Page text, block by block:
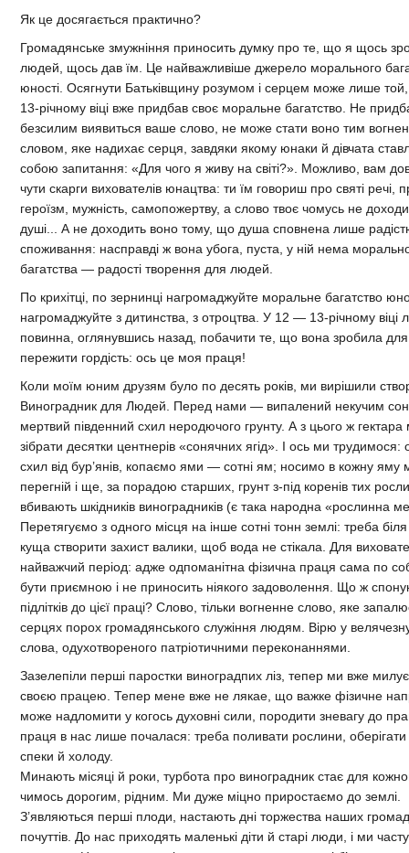
Як це досягається практично?
Громадянське змужніння приносить думку про те, що я щось
людей, щось дав їм. Це найважливіше джерело морального
юності. Осягнути Батьківщину розумом і серцем може лише
13-річному віці вже придбав своє моральне багатство. Не
безсилим виявиться ваше слово, не може стати воно тим
словом, яке надихає серця, завдяки якому юнаки й дівчата
собою запитання: «Для чого я живу на світі?». Можливо, вам
чути скарги вихователів юнацтва: ти їм говориш про святі речі,
героїзм, мужність, самопожертву, а слово твоє чомусь не
душі... А не доходить воно тому, що душа сповнена лише
споживання: насправді ж вона убога, пуста, у ній нема
багатства — радості творення для людей.
По крихітці, по зернинці нагромаджуйте моральне багатство
нагромаджуйте з дитинства, з отроцтва. У 12 — 13-річному віці
повинна, оглянувшись назад, побачити те, що вона зробила
пережити гордість: ось це моя праця!
Коли моїм юним друзям було по десять років, ми вирішили
Виноградник для Людей. Перед нами — випалений некучим
мертвий південний схил неродючого грунту. А з цього ж
зібрати десятки центнерів «сонячних ягід». І ось ми
схил від бур’янів, копаємо ями — сотні ям; носимо в кожну яму
перегній і ще, за порадою старших, грунт з-під коренів тих
вбивають шкідників виноградників (є така народна «рослинна
Перетягуємо з одного місця на інше сотні тонн землі: треба
куща створити захист валики, щоб вода не стікала. Для
найважчий період: адже одпоманітна фізична праця сама по
бути приємною і не приносить ніякого задоволення. Що ж
підлітків до цієї праці? Слово, тільки вогненне слово, яке
серцях порох громадянського служіння людям. Вірю у
слова, одухотвореного патріотичними переконаннями.
Зазелепіли перші паростки виноградпих ліз, тепер ми вже
своєю працею. Тепер мене вже не лякае, що важке фізичне
може надломити у когось духовні сили, породити зневагу до
праця в нас лише почалася: треба поливати рослини, оберігати
спеки й холоду.
Минають місяці й роки, турбота про виноградник стає для
чимось дорогим, рідним. Ми дуже міцно приростаємо до землі.
З’являються перші плоди, настають дні торжества наших
почуттів. До нас приходять маленькі діти й старі люди, і ми